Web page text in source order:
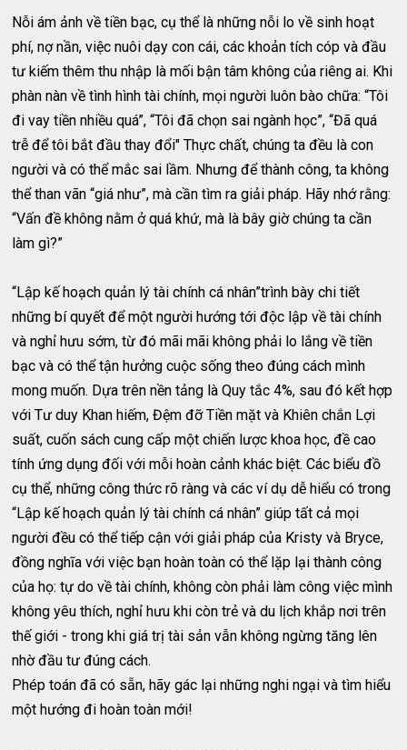
Nỗi ám ảnh về tiền bạc, cụ thể là những nỗi lo về sinh hoạt
phí, nợ nần, việc nuôi dạy con cái, các khoản tích cóp và đầu
tư kiếm thêm thu nhập là mối bận tâm không của riêng ai. Khi
phàn nàn về tình hình tài chính, mọi người luôn bào chữa: “Tôi
đi vay tiền nhiều quá”, “Tôi đã chọn sai ngành học”, “Đã quá
trễ để tôi bắt đầu thay đổi" Thực chất, chúng ta đều là con
người và có thể mắc sai lầm. Nhưng để thành công, ta không
thể than vãn “giá như”, mà cần tìm ra giải pháp. Hãy nhớ rằng:
“Vấn đề không nằm ở quá khứ, mà là bây giờ chúng ta cần
làm gì?”
“Lập kế hoạch quản lý tài chính cá nhân”trình bày chi tiết
những bí quyết để một người hướng tới độc lập về tài chính
và nghỉ hưu sớm, từ đó mãi mãi không phải lo lắng về tiền
bạc và có thể tận hưởng cuộc sống theo đúng cách mình
mong muốn. Dựa trên nền tảng là Quy tắc 4%, sau đó kết hợp
với Tư duy Khan hiếm, Đệm đỡ Tiền mặt và Khiên chắn Lợi
suất, cuốn sách cung cấp một chiến lược khoa học, đề cao
tính ứng dụng đối với mỗi hoàn cảnh khác biệt. Các biểu đồ
cụ thể, những công thức rõ ràng và các ví dụ dễ hiểu có trong
“Lập kế hoạch quản lý tài chính cá nhân” giúp tất cả mọi
người đều có thể tiếp cận với giải pháp của Kristy và Bryce,
đồng nghĩa với việc bạn hoàn toàn có thể lặp lại thành công
của họ: tự do về tài chính, không còn phải làm công việc mình
không yêu thích, nghỉ hưu khi còn trẻ và du lịch khắp nơi trên
thế giới - trong khi giá trị tài sản vẫn không ngừng tăng lên
nhờ đầu tư đúng cách.
Phép toán đã có sẵn, hãy gác lại những nghi ngại và tìm hiểu
một hướng đi hoàn toàn mới!